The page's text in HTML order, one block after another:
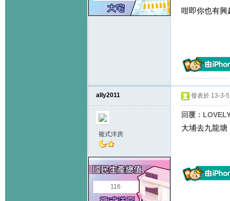
咁即你也有興
ally2011
複式洋房
116
發表於 13-3-
回覆：
大埔去九龍塘